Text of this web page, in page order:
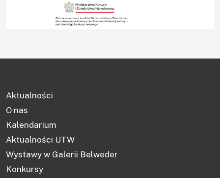
Aktualności
O nas
Kalendarium
Aktualności UTW
Wystawy w Galerii Belweder
Konkursy